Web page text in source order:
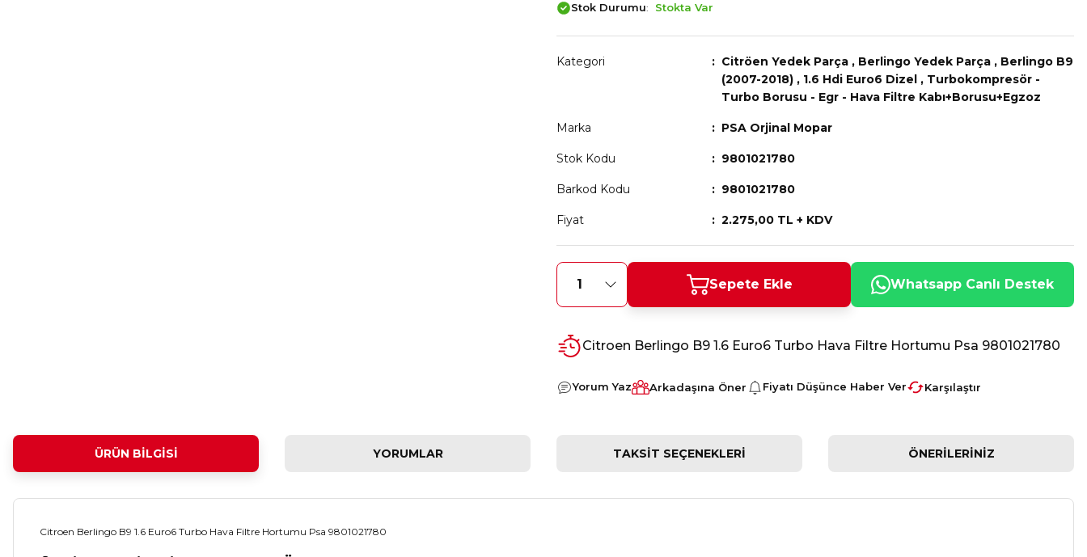
Stok Durumu Stokta Var
Kategori Citröen Yedek Parça , Berlingo Yedek Parça , Berlingo B9
(2007-2018) , 1.6 Hdi Euro6 Dizel , Turbokompresör -
Turbo Borusu - Egr - Hava Filtre Kabı+Borusu+Egzoz
Marka PSA Orjinal Mopar
Stok Kodu 9801021780
Barkod Kodu 9801021780
Fiyat 2.275,00 TL + KDV
Sepete Ekle Whatsapp Canlı Destek
Citroen Berlingo B9 1.6 Euro6 Turbo Hava Filtre Hortumu Psa 9801021780
Yorum Yaz Arkadaşına Öner Fiyatı Düşünce Haber Ver Karşılaştır
ÜRÜN BILGISI YORUMLAR TAKSIT SEÇENEKLERI ÖNERILERINIZ
Citroen Berlingo B9 1.6 Euro6 Turbo Hava Filtre Hortumu Psa 9801021780